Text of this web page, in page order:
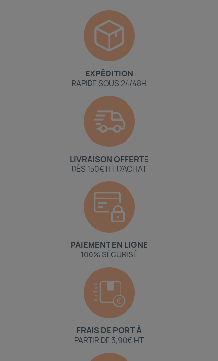
EXPÉDITION
RAPIDE SOUS 24/48H
LIVRAISON OFFERTE
DÈS 150€ HT D'ACHAT
PAIEMENT EN LIGNE
100% SÉCURISÉ
FRAIS DE PORT À
PARTIR DE 3,90€ HT